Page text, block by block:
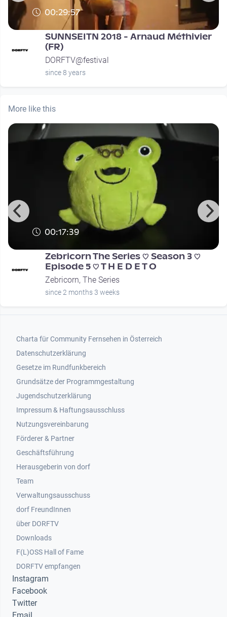
00:29:57
SUNNSEITN 2018 - Arnaud Méthivier
(FR)
DORFTV@festival
since 8 years
More like this
00:17:39
Zebricorn The Series ♡ Season 3 ♡
Episode 5 ♡ T H E D E T O
Zebricorn, The Series
since 2 months 3 weeks
Footer 1
Charta für Community Fernsehen in Österreich
Datenschutzerklärung
Gesetze im Rundfunkbereich
Grundsätze der Programmgestaltung
Jugendschutzerklärung
Impressum & Haftungsausschluss
Nutzungsvereinbarung
Footer 2
Förderer & Partner
Geschäftsführung
Herausgeberin von dorf
Team
Verwaltungsausschuss
dorf FreundInnen
Footer 3
über DORFTV
Downloads
F(L)OSS Hall of Fame
Footer 4
DORFTV empfangen
Instagram
Facebook
Twitter